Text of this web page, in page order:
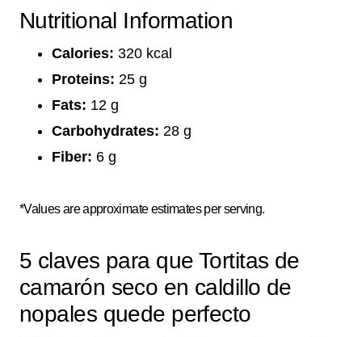
Nutritional Information
Calories: 320 kcal
Proteins: 25 g
Fats: 12 g
Carbohydrates: 28 g
Fiber: 6 g
*Values are approximate estimates per serving.
5 claves para que Tortitas de
camarón seco en caldillo de
nopales quede perfecto